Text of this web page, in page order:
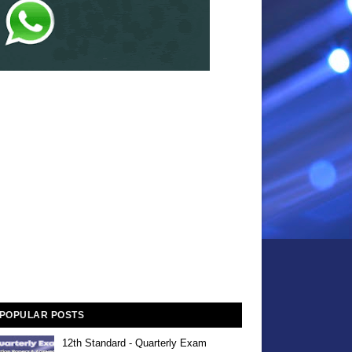
POPULAR POSTS
12th Standard - Quarterly Exam